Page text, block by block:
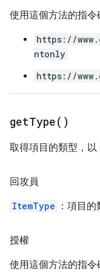
使用這個方法的指
https://
ntonly
https://
getType( )
取得項目的類型，以
回攻員
ItemType ：項目的
授權
使用這個方法的指